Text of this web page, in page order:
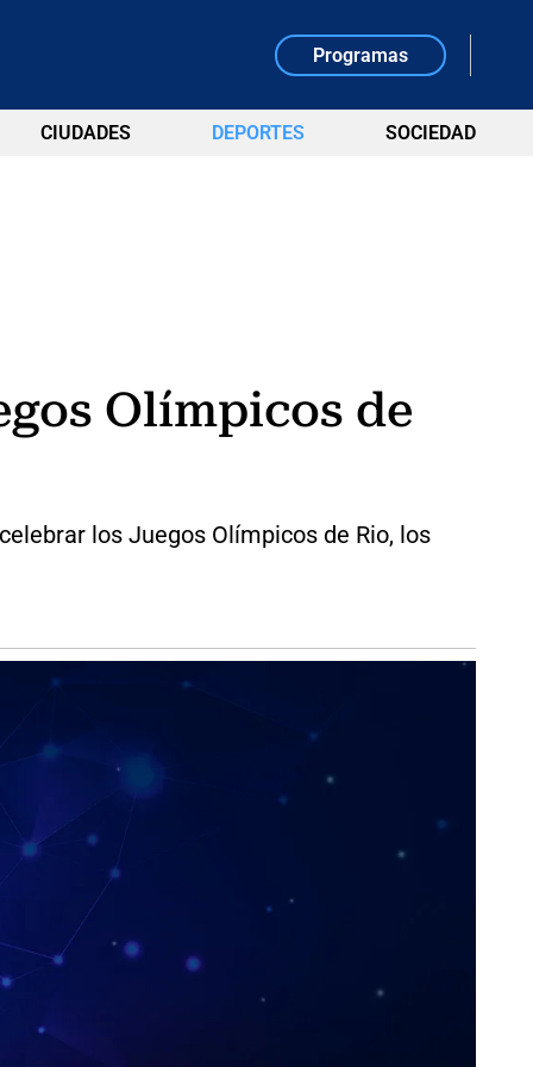
Programas
CIUDADES DEPORTES SOCIEDAD
Olímpicos de
los Juegos Olímpicos de Rio, los